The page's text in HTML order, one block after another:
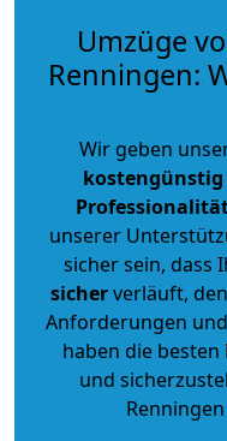
Umzüge
Renningen:
Wir geben
kostengünstig
unserer
sicher sein, dass
sicherverläuft,
Anforderungen
haben die
und